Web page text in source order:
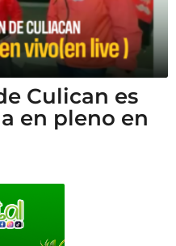
Culican es
en pleno en